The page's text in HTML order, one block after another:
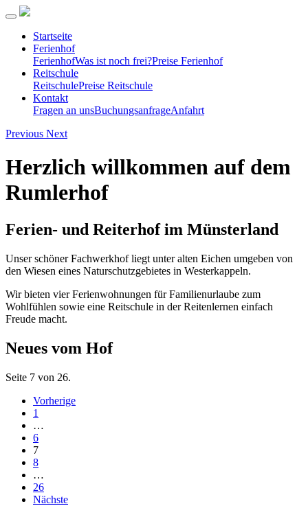
Startseite
Ferienhof
FerienhofWas ist noch frei?Preise Ferienhof
Reitschule
ReitschulePreise Reitschule
Kontakt
Fragen an unsBuchungsanfrageAnfahrt
Previous Next
Herzlich willkommen auf dem
Rumlerhof
Ferien- und Reiterhof im Münsterland
Unser schöner Fachwerkhof liegt unter alten Eichen umgeben von
den Wiesen eines Naturschutzgebietes in Westerkappeln.
Wir bieten vier Ferienwohnungen für Familienurlaube zum
Wohlfühlen sowie eine Reitschule in der Reitenlernen einfach
Freude macht.
Neues vom Hof
Seite 7 von 26.
Vorherige
1
…
6
7
8
…
26
Nächste